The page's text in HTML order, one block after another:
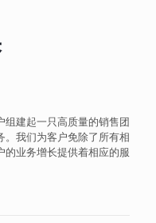
建起一只高质量的销售团
我们为客户免除了所有相
的业务增长提供着相应的服